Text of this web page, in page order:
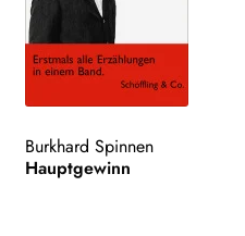
Burkhard Spinnen
Hauptgewinn